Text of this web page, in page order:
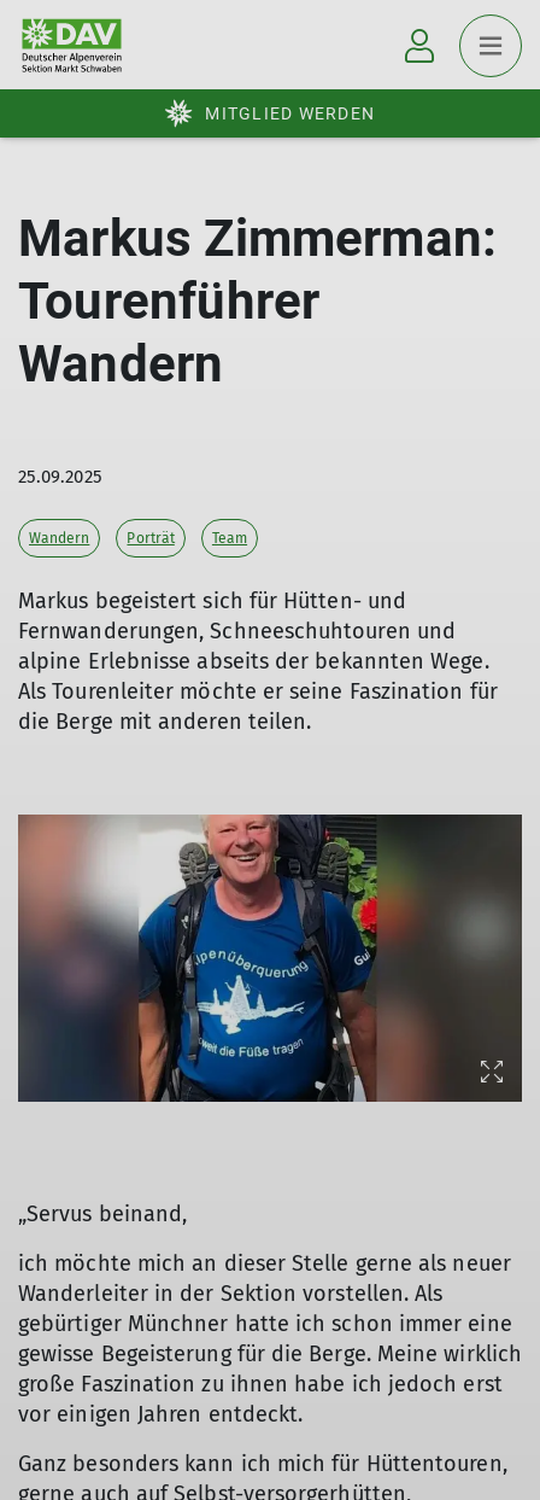
MITGLIED WERDEN
Markus Zimmerman:
Tourenführer
Wandern
25.09.2025
Wandern Porträt Team
Markus begeistert sich für Hütten- und
Fernwanderungen, Schneeschuhtouren und
alpine Erlebnisse abseits der bekannten Wege.
Als Tourenleiter möchte er seine Faszination für
die Berge mit anderen teilen.
© Markus Zimmermann
„Servus beinand,
ich möchte mich an dieser Stelle gerne als neuer
Wanderleiter in der Sektion vorstellen. Als
gebürtiger Münchner hatte ich schon immer eine
gewisse Begeisterung für die Berge. Meine wirklich
große Faszination zu ihnen habe ich jedoch erst
vor einigen Jahren entdeckt.
Ganz besonders kann ich mich für Hüttentouren,
gerne auch auf Selbst-versorgerhütten,